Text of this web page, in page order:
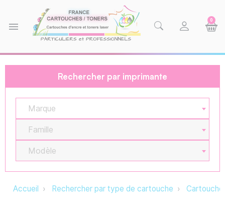
menu
0
Rechercher par imprimante
Marque
Famille
Modèle
Accueil Rechercher par type de cartouche